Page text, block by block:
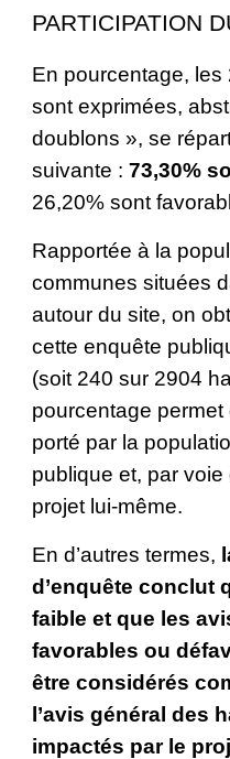
PARTICIPATION
En pourcentage,
sont exprimées,
doublons », se
suivante : 73,30%
26,20% sont
Rapportée à la
communes situées
autour du site, on
cette enquête
(soit 240 sur 2904
pourcentage permet
porté par la
publique et, par
projet lui-même.
En d’autres termes,
d’enquête conclut
faible et que les
favorables ou
être considérés
l’avis général des
impactés par le